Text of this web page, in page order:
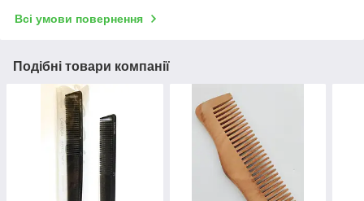
Всі умови повернення
Подібні товари компанії